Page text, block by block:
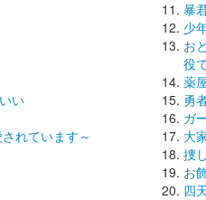
い
れています～
暴
少
お
役
薬
勇
ガ
大
捜
お
四